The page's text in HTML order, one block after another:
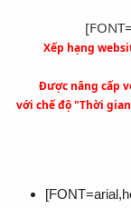
Xếp hạng
Được nâng cấp
với chế độ "Thời